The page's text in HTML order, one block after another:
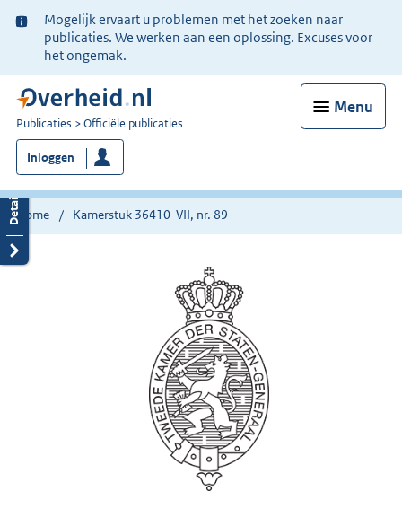
Ter
informatie:
Mogelijk ervaart u problemen met het zoeken naar
publicaties. We werken aan een oplossing. Excuses voor
het ongemak.
Menu
U
bent
nu
hier:
Publicaties Officiële publicaties
Inloggen
Home Kamerstuk 36410-VII, nr. 89